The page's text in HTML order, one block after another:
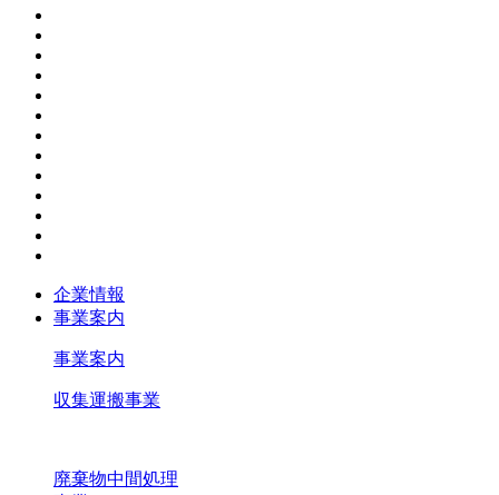
企業情報
事業案内
事業案内
収集運搬事業
廃棄物中間処理